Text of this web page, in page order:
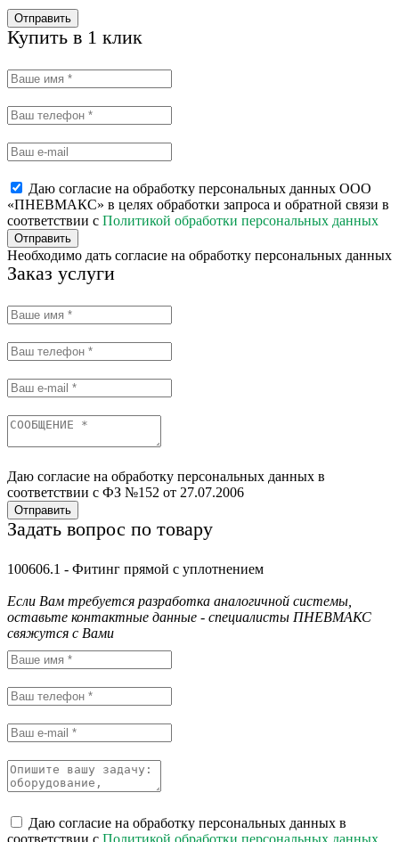
Отправить
Купить в 1 клик
Даю согласие на обработку персональных данных ООО
«ПНЕВМАКС» в целях обработки запроса и обратной связи в
соответствии с Политикой обработки персональных данных
Отправить
Необходимо дать согласие на обработку персональных данных
Заказ услуги
Даю согласие на обработку персональных данных в
соответствии с ФЗ №152 от 27.07.2006
Отправить
Задать вопрос по товару
100606.1 - Фитинг прямой с уплотнением
Если Вам требуется разработка аналогичной системы,
оставьте контактные данные - специалисты ПНЕВМАКС
свяжутся с Вами
Даю согласие на обработку персональных данных в
соответствии с Политикой обработки персональных данных